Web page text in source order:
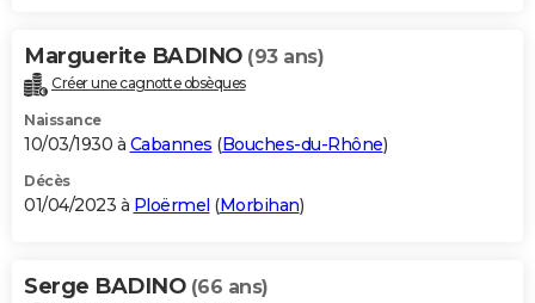
Marguerite BADINO (93 ans)
Créer une cagnotte obsèques
Naissance
10/03/1930 à Cabannes (Bouches-du-Rhône)
Décès
01/04/2023 à Ploërmel (Morbihan)
Serge BADINO (66 ans)